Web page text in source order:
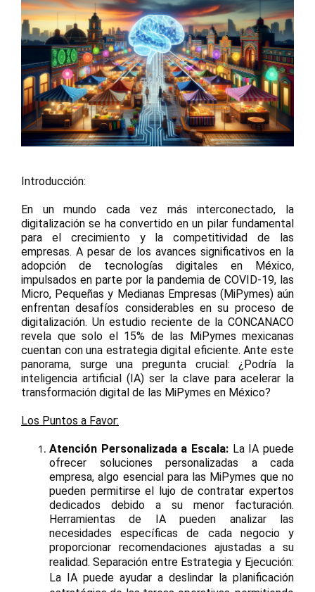
Introducción:
En un mundo cada vez más interconectado, la
digitalización se ha convertido en un pilar fundamental
para el crecimiento y la competitividad de las
empresas. A pesar de los avances significativos en la
adopción de tecnologías digitales en México,
impulsados en parte por la pandemia de COVID-19, las
Micro, Pequeñas y Medianas Empresas (MiPymes) aún
enfrentan desafíos considerables en su proceso de
digitalización. Un estudio reciente de la CONCANACO
revela que solo el 15% de las MiPymes mexicanas
cuentan con una estrategia digital eficiente. Ante este
panorama, surge una pregunta crucial: ¿Podría la
inteligencia artificial (IA) ser la clave para acelerar la
transformación digital de las MiPymes en México?
Los Puntos a Favor:
Atención Personalizada a Escala: La IA puede
ofrecer soluciones personalizadas a cada
empresa, algo esencial para las MiPymes que no
pueden permitirse el lujo de contratar expertos
dedicados debido a su menor facturación.
Herramientas de IA pueden analizar las
necesidades específicas de cada negocio y
proporcionar recomendaciones ajustadas a su
realidad. Separación entre Estrategia y Ejecución:
La IA puede ayudar a deslindar la planificación